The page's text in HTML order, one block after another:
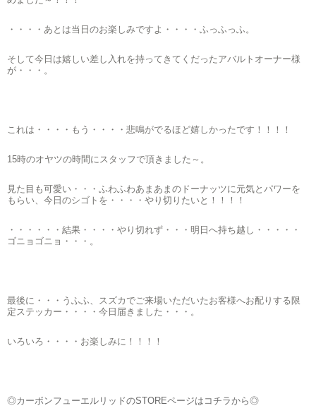
・・・・あとは当日のお楽しみですよ・・・・ふっふっふ。
そして今日は嬉しい差し入れを持ってきてくだったアバルトオーナー様
が・・・。
これは・・・・もう・・・・悲鳴がでるほど嬉しかったです！！！！
15時のオヤツの時間にスタッフで頂きました～。
見た目も可愛い・・・ふわふわあまあまのドーナッツに元気とパワーを
もらい、今日のシゴトを・・・・やり切りたいと！！！！
・・・・・・結果・・・・やり切れず・・・明日へ持ち越し・・・・・
ゴニョゴニョ・・・。
最後に・・・うふふ、スズカでご来場いただいたお客様へお配りする限
定ステッカー・・・・今日届きました・・・。
いろいろ・・・・お楽しみに！！！！
◎カーボンフューエルリッドのSTOREページはコチラから◎